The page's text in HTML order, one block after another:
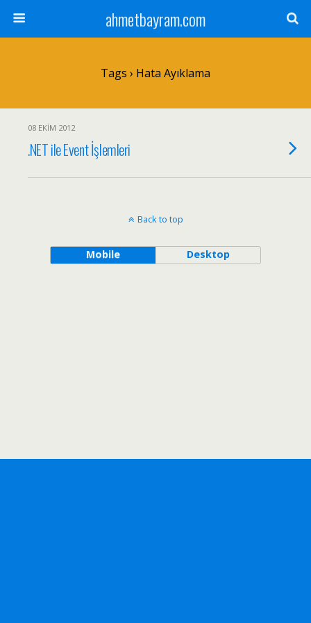
ahmetbayram.com
Tags › Hata Ayıklama
08 EKIM 2012
.NET ile Event İşlemleri
Back to top
Mobile Desktop